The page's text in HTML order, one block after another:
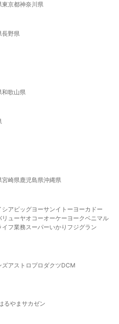
東京都神奈川県
長野県
和歌山県
宮崎県鹿児島県沖縄県
シア ビッグヨーサンイトーヨーカドー
リューヤオコーオーケー ヨークベニマル
イフ業務スーパーいかり フジグラン
ズアストロプロダクツDCM
るやま サカゼン